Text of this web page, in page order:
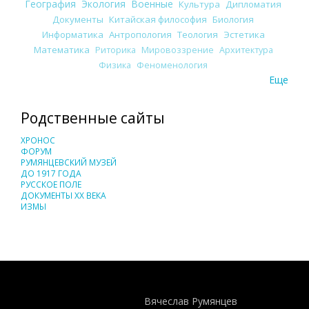
География Экология Военные Культура
Дипломатия
Документы Китайская философия Биология
Информатика Антропология Теология Эстетика
Математика Риторика Мировоззрение Архитектура
Физика Феноменология
Еще
Родственные сайты
ХРОНОС
ФОРУМ
РУМЯНЦЕВСКИЙ МУЗЕЙ
ДО 1917 ГОДА
РУССКОЕ ПОЛЕ
ДОКУМЕНТЫ XX ВЕКА
ИЗМЫ
Вячеслав Румянцев